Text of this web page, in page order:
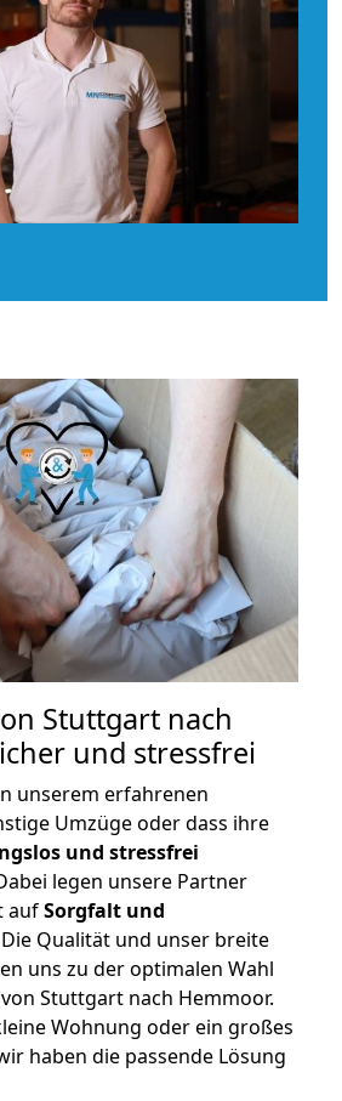
Stuttgart nach
und stressfrei
unserem erfahrenen
Umzüge oder dass ihre
und stressfrei
legen unsere Partner
aufSorgfalt und
Die Qualität und unser breite
uns zu der optimalen Wahl
Stuttgart nach Hemmoor.
Wohnung oder ein großes
haben die passende Lösung